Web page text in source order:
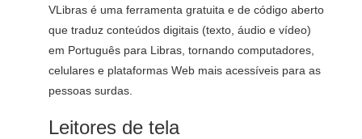
VLibras é uma ferramenta gratuita e de código aberto
que traduz conteúdos digitais (texto, áudio e vídeo)
em Português para Libras, tornando computadores,
celulares e plataformas Web mais acessíveis para as
pessoas surdas.
Leitores de tela